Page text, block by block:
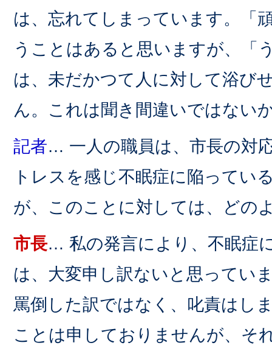
は、忘れてしまっています。「
うことはあると思いますが、「
は、未だかつて人に対して浴び
ん。これは聞き間違いではない
記者… 一人の職員は、市長の対
トレスを感じ不眠症に陥ってい
が、このことに対しては、どの
市長… 私の発言により、不眠症
は、大変申し訳ないと思ってい
罵倒した訳ではなく、叱責はし
ことは申しておりませんが、そ